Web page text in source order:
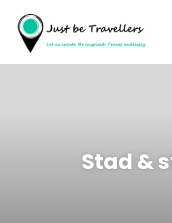
Stad &